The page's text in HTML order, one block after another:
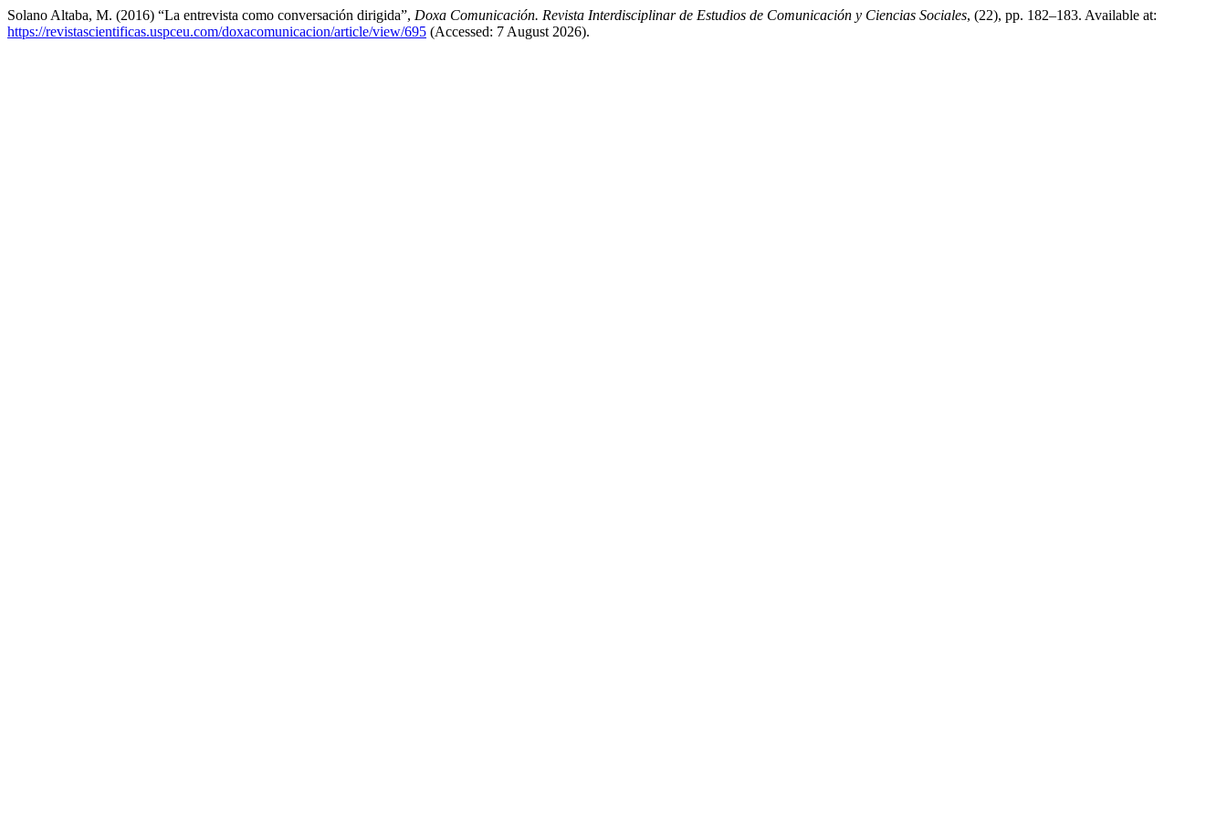
Solano Altaba, M. (2016) “La entrevista como conversación dirigida”, Doxa Comunicación. Revista Interdisciplinar de Estudios de Comunicación y Ciencias Sociales, (22), pp. 182–183. Available at:
https://revistascientificas.uspceu.com/doxacomunicacion/article/view/695 (Accessed: 7 August 2026).